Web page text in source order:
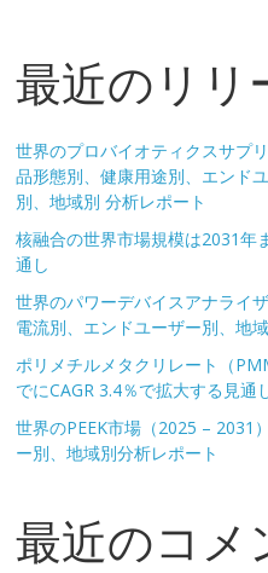
最近のリリ
世界のプロバイオティクスサプ
品形態別、健康用途別、エンド
別、地域別 分析レポート
核融合の世界市場規模は2031年
通し
世界のパワーデバイスアナライ
電流別、エンドユーザー別、地
ポリメチルメタクリレート（
でにCAGR 3.4％で拡大する見通
世界のPEEK市場（2025 – 2031
ー別、地域別分析レポート
最近のコメ